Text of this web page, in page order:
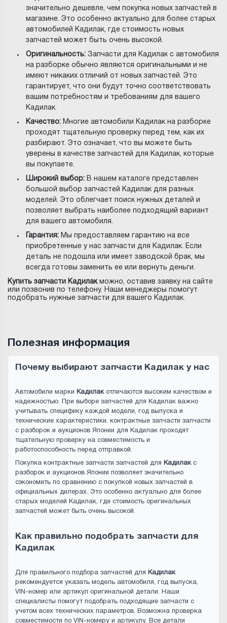
значительно дешевле, чем покупка новых запчастей в
магазине. Это особенно актуально для более старых
автомобилей Кадилак, где стоимость новых
запчастей может быть очень высокой.
Оригинальность: Запчасти для Кадилак с автомобиля
на разборке обычно являются оригинальными и не
имеют никаких отличий от новых запчастей. Это
гарантирует, что они будут точно соответствовать
вашим потребностям и требованиям для вашего
Кадилак.
Качество: Многие автомобили Кадилак на разборке
проходят тщательную проверку перед тем, как их
разбирают. Это означает, что вы можете быть
уверены в качестве запчастей для Кадилак, которые
вы покупаете.
Широкий выбор: В нашем каталоге представлен
большой выбор запчастей Кадилак для разных
моделей. Это облегчает поиск нужных деталей и
позволяет выбрать наиболее подходящий вариант
для вашего автомобиля.
Гарантия: Мы предоставляем гарантию на все
приобретенные у нас запчасти для Кадилак. Если
деталь не подошла или имеет заводской брак, мы
всегда готовы заменить ее или вернуть деньги.
Купить запчасти Кадилакможно, оставив заявку на сайте
или позвонив по телефону. Наши менеджеры помогут
подобрать нужные запчасти для вашего Кадилак.
Полезная информация
Почему выбирают запчасти Кадилак у нас
Автомобили марки Кадилакотличаются высоким качеством и
надежностью. При выборе запчастей для Кадилак важно
учитывать специфику каждой модели, год выпуска и
технические характеристики. контрактные запчасти запчасти
с разборок и аукционов Японии для Кадилак проходят
тщательную проверку на совместимость и
работоспособность перед отправкой.
Покупка контрактные запчасти запчастей для Кадилакс
разборок и аукционов Японии позволяет значительно
сэкономить по сравнению с покупкой новых запчастей в
официальных дилерах. Это особенно актуально для более
старых моделей Кадилак, где стоимость оригинальных
запчастей может быть очень высокой.
Как правильно подобрать запчасти для
Кадилак
Для правильного подбора запчастей для
Кадилак
рекомендуется указать модель автомобиля, год выпуска,
VIN-номер или артикул оригинальной детали. Наши
специалисты помогут подобрать подходящие запчасти с
учетом всех технических параметров. Возможна проверка
совместимости по VIN-номеру и артикулу. Все детали